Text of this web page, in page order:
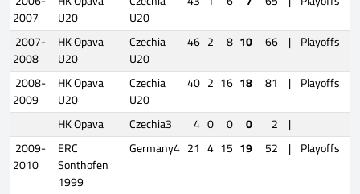
2007
U20
U20
2007-
2008
HK Opava
U20
Czechia
U20
46 2 8 10 66 | Playoffs
2008-
2009
HK Opava
U20
Czechia
U20
40 2 16 18 81 | Playoffs
HK Opava
Czechia3 4 0 0 0 2 |
2009-
2010
ERC
Sonthofen
1999
Germany4 21 4 15 19 52 | Playoffs